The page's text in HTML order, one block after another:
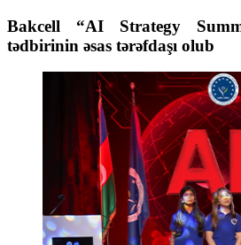
Bakcell “AI Strategy
tədbirinin əsas tərəfdaşı olub